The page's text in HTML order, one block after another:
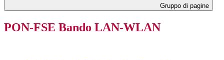
Gruppo di pagine
PON-FSE Bando LAN-WLAN